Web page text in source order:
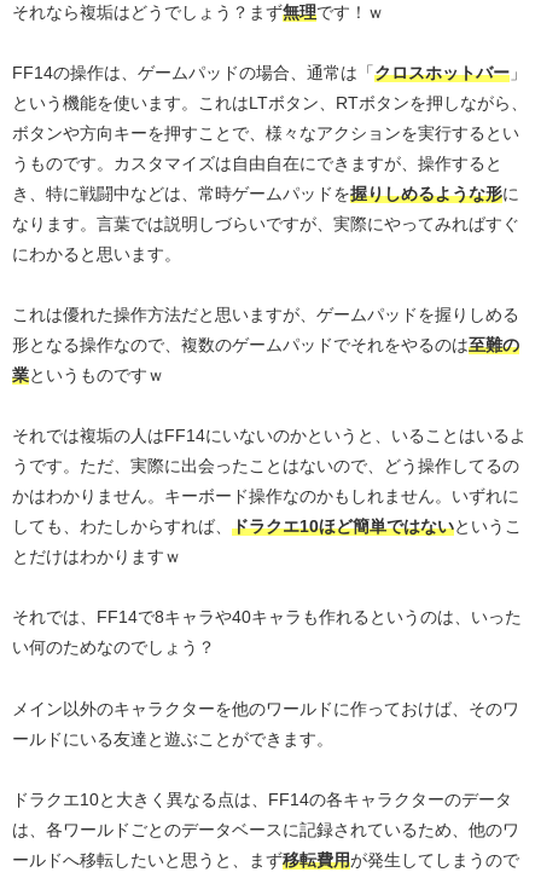
それなら複垢はどうでしょう？まず無理です！ｗ
FF14の操作は、ゲームパッドの場合、通常は「クロスホットバー 」
という機能を使います。これはLTボタン、RTボタンを押しながら、
ボタンや方向キーを押すことで、様々なアクションを実行するとい
うものです。カスタマイズは自由自在にできますが、操作すると
き、特に戦闘中などは、常時ゲームパッドを握りしめるような形に
なります。言葉では説明しづらいですが、実際にやってみればすぐ
にわかると思います。
これは優れた操作方法だと思いますが、ゲームパッドを握りしめる
形となる操作なので、複数のゲームパッドでそれをやるのは至難の
業というものですｗ
それでは複垢の人はFF14にいないのかというと、いることはいるよ
うです。ただ、実際に出会ったことはないので、どう操作してるの
かはわかりません。キーボード操作なのかもしれません。いずれに
しても、わたしからすれば、 ドラクエ10ほど簡単ではないというこ
とだけはわかりますｗ
それでは、FF14で8キャラや40キャラも作れるというのは、いった
い何のためなのでしょう？
メイン以外のキャラクターを他のワールドに作っておけば、そのワ
ールドにいる友達と遊ぶことができます。
ドラクエ10と大きく異なる点は、FF14の各キャラクターのデータ
は、各ワールドごとのデータベースに記録されているため、他のワ
ールドへ移転したいと思うと、まず移転費用が発生してしまうので